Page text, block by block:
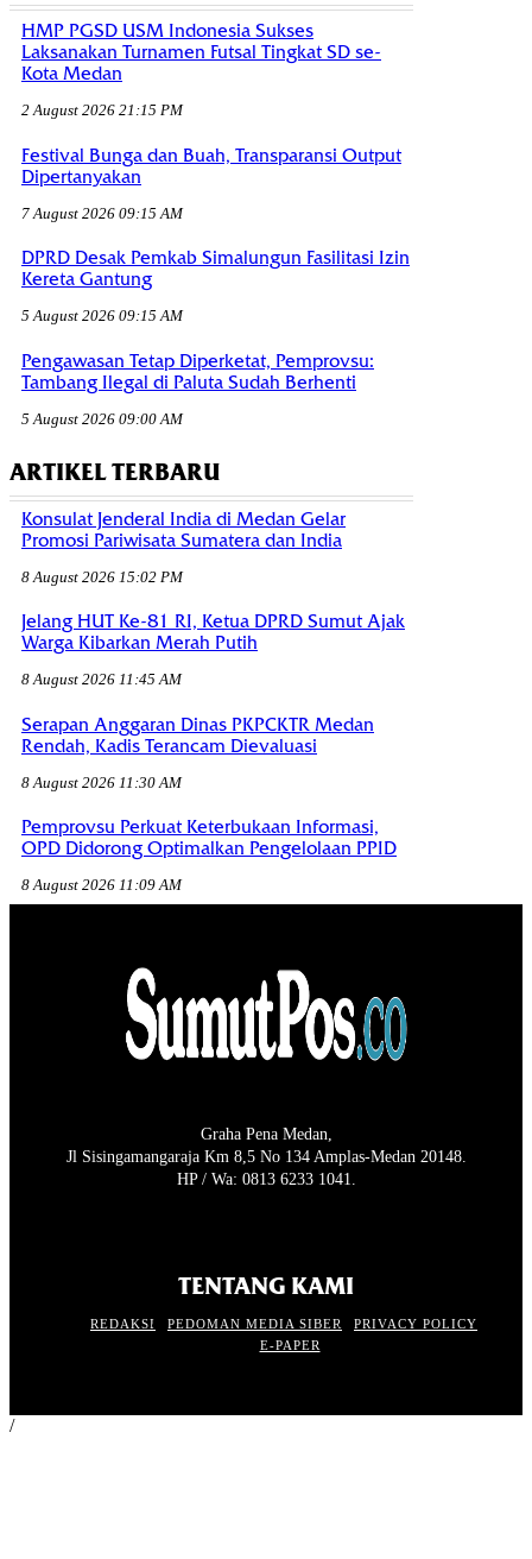
HMP PGSD USM Indonesia Sukses
Laksanakan Turnamen Futsal Tingkat SD se-
Kota Medan
2 August 2026 21:15 PM
Festival Bunga dan Buah, Transparansi Output
Dipertanyakan
7 August 2026 09:15 AM
DPRD Desak Pemkab Simalungun Fasilitasi Izin
Kereta Gantung
5 August 2026 09:15 AM
Pengawasan Tetap Diperketat, Pemprovsu:
Tambang Ilegal di Paluta Sudah Berhenti
5 August 2026 09:00 AM
ARTIKEL TERBARU
Konsulat Jenderal India di Medan Gelar
Promosi Pariwisata Sumatera dan India
8 August 2026 15:02 PM
Jelang HUT Ke-81 RI, Ketua DPRD Sumut Ajak
Warga Kibarkan Merah Putih
8 August 2026 11:45 AM
Serapan Anggaran Dinas PKPCKTR Medan
Rendah, Kadis Terancam Dievaluasi
8 August 2026 11:30 AM
Pemprovsu Perkuat Keterbukaan Informasi,
OPD Didorong Optimalkan Pengelolaan PPID
8 August 2026 11:09 AM
Graha Pena Medan,
Jl Sisingamangaraja Km 8,5 No 134 Amplas-Medan 20148.
HP / Wa: 0813 6233 1041.
TENTANG KAMI
REDAKSI PEDOMAN MEDIA SIBER
PRIVACY POLICY
E-PAPER
/